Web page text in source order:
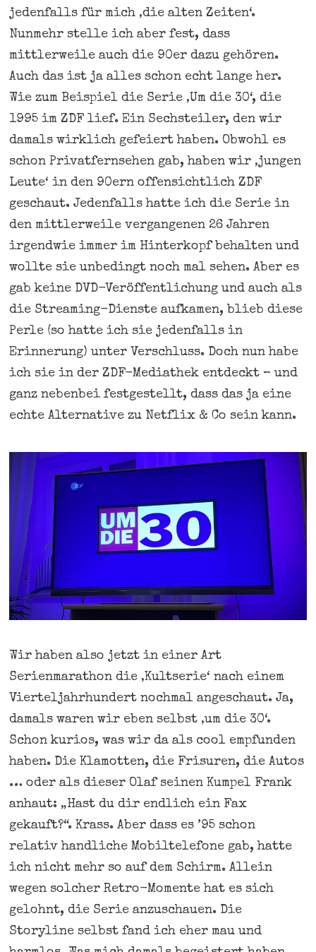
jedenfalls für mich ‚die alten Zeiten‘.
Nunmehr stelle ich aber fest, dass
mittlerweile auch die 90er dazu gehören.
Auch das ist ja alles schon echt lange her.
Wie zum Beispiel die Serie ‚Um die 30‘, die
1995 im ZDF lief. Ein Sechsteiler, den wir
damals wirklich gefeiert haben. Obwohl es
schon Privatfernsehen gab, haben wir ‚jungen
Leute‘ in den 90ern offensichtlich ZDF
geschaut. Jedenfalls hatte ich die Serie in
den mittlerweile vergangenen 26 Jahren
irgendwie immer im Hinterkopf behalten und
wollte sie unbedingt noch mal sehen. Aber es
gab keine DVD-Veröffentlichung und auch als
die Streaming-Dienste aufkamen, blieb diese
Perle (so hatte ich sie jedenfalls in
Erinnerung) unter Verschluss. Doch nun habe
ich sie in der ZDF-Mediathek entdeckt – und
ganz nebenbei festgestellt, dass das ja eine
echte Alternative zu Netflix & Co sein kann.
Wir haben also jetzt in einer Art
Serienmarathon die ‚Kultserie‘ nach einem
Vierteljahrhundert nochmal angeschaut. Ja,
damals waren wir eben selbst ‚um die 30‘.
Schon kurios, was wir da als cool empfunden
haben. Die Klamotten, die Frisuren, die Autos
… oder als dieser Olaf seinen Kumpel Frank
anhaut: „Hast du dir endlich ein Fax
gekauft?“. Krass. Aber dass es ’95 schon
relativ handliche Mobiltelefone gab, hatte
ich nicht mehr so auf dem Schirm. Allein
wegen solcher Retro-Momente hat es sich
gelohnt, die Serie anzuschauen. Die
Storyline selbst fand ich eher mau und